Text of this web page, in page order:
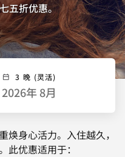
五折优惠。
3 晚 (灵活)
2026年 8月
焕身心活力。入住越久，
此优惠适用于：